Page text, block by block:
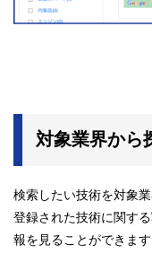
対象業界から
検索したい技術を対象
登録された技術に関す
報を見ることができます